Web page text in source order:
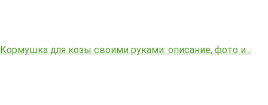
Кормушка для козы своими руками: описание, фото и...